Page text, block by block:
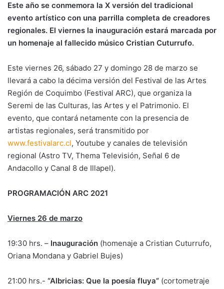
Este año se conmemora la X versión del tradicional
evento artístico con una parrilla completa de creadores
regionales. El viernes la inauguración estará marcada por
un homenaje al fallecido músico Cristian Cuturrufo.
Este viernes 26, sábado 27 y domingo 28 de marzo se
llevará a cabo la décima versión del Festival de las Artes
Región de Coquimbo (Festival ARC), que organiza la
Seremi de las Culturas, las Artes y el Patrimonio. El
evento, que contará netamente con la presencia de
artistas regionales, será transmitido por
www.festivalarc.cl, Youtube y canales de televisión
regional (Astro TV, Thema Televisión, Señal 6 de
Andacollo y Canal 8 de Illapel).
PROGRAMACIÓN ARC 2021
Viernes 26 de marzo
19:30 hrs. – Inauguración (homenaje a Cristian Cuturrufo,
Oriana Mondana y Gabriel Bujes)
21:00 hrs.- “Albricias: Que la poesía fluya” (cortometraje